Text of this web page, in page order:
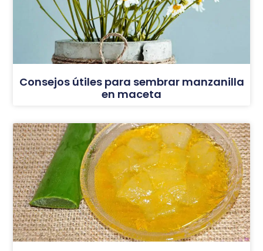
Consejos útiles para sembrar manzanilla
en maceta